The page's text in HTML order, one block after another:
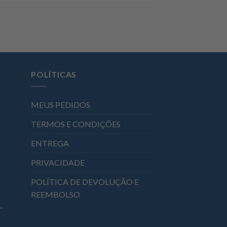
POLÍTICAS
MEUS PEDIDOS
TERMOS E CONDIÇÕES
ENTREGA
PRIVACIDADE
POLÍTICA DE DEVOLUÇÃO E
REEMBOLSO